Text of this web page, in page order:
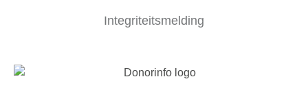
Integriteitsmelding